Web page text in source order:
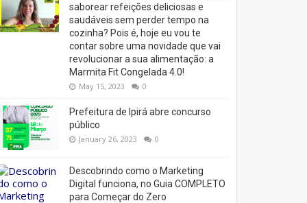
saborear refeições deliciosas e
saudáveis ​​sem perder tempo na
cozinha? Pois é, hoje eu vou te
contar sobre uma novidade que vai
revolucionar a sua alimentação: a
Marmita Fit Congelada 4.0!
May 15, 2023 0
Prefeitura de Ipirá abre concurso
público
January 26, 2023 0
Descobrindo como o Marketing
Digital funciona, no Guia COMPLETO
para Começar do Zero